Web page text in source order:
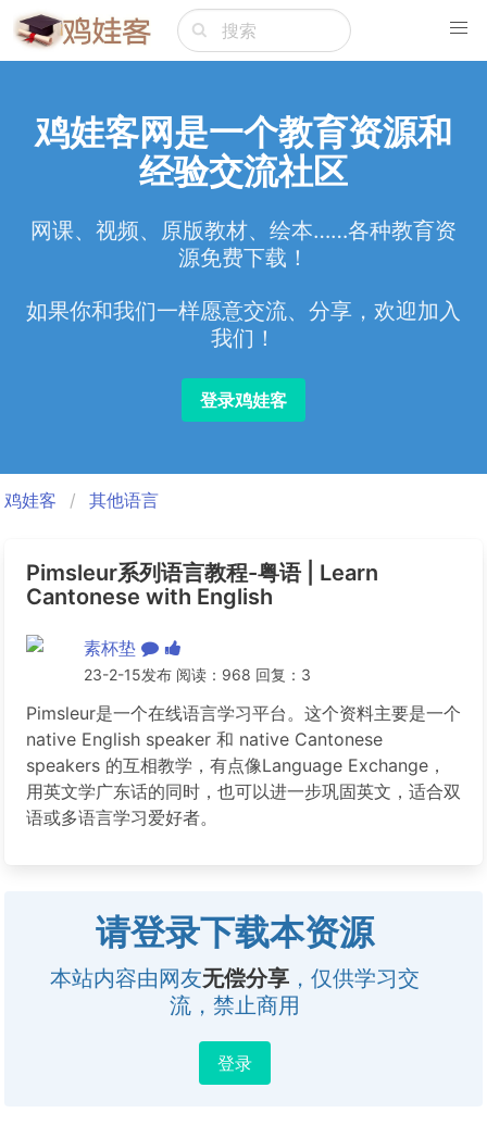
鸡娃客网是一个教育资源和
经验交流社区
网课、视频、原版教材、绘本……各种教育资
源免费下载！
如果你和我们一样愿意交流、分享，欢迎加入
我们！
登录鸡娃客
鸡娃客 其他语言
Pimsleur系列语言教程-粤语 | Learn
Cantonese with English
素杯垫
23-2-15发布 阅读：968 回复：3
Pimsleur是一个在线语言学习平台。这个资料主要是一个
native English speaker 和 native Cantonese
speakers 的互相教学，有点像Language Exchange，
用英文学广东话的同时，也可以进一步巩固英文，适合双
语或多语言学习爱好者。
请登录下载本资源
本站内容由网友无偿分享 ，仅供学习交
流，禁止商用
登录